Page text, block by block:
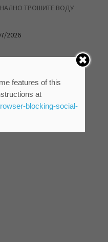
ТРОШИТЕ ВОДУ
2026
ЈУТЈУБ КАНАЛУ
features of this
at
blocking-social-